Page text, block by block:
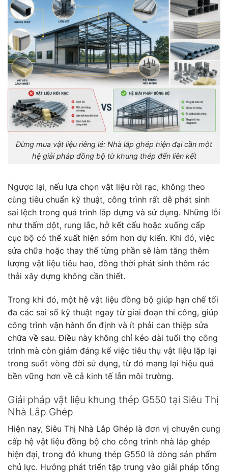
Đừng mua vật liệu riêng lẻ: Nhà lắp ghép hiện đại cần một
hệ giải pháp đồng bộ từ khung thép đến liên kết
Ngược lại, nếu lựa chọn vật liệu rời rạc, không theo
cùng tiêu chuẩn kỹ thuật, công trình rất dễ phát sinh
sai lệch trong quá trình lắp dựng và sử dụng. Những lỗi
như thấm dột, rung lắc, hở kết cấu hoặc xuống cấp
cục bộ có thể xuất hiện sớm hơn dự kiến. Khi đó, việc
sửa chữa hoặc thay thế từng phần sẽ làm tăng thêm
lượng vật liệu tiêu hao, đồng thời phát sinh thêm rác
thải xây dựng không cần thiết.
Trong khi đó, một hệ vật liệu đồng bộ giúp hạn chế tối
đa các sai số kỹ thuật ngay từ giai đoạn thi công, giúp
công trình vận hành ổn định và ít phải can thiệp sửa
chữa về sau. Điều này không chỉ kéo dài tuổi thọ công
trình mà còn giảm đáng kể việc tiêu thụ vật liệu lặp lại
trong suốt vòng đời sử dụng, từ đó mang lại hiệu quả
bền vững hơn về cả kinh tế lẫn môi trường.
Giải pháp vật liệu khung thép G550 tại Siêu Thị
Nhà Lắp Ghép
Hiện nay, Siêu Thị Nhà Lắp Ghép là đơn vị chuyên cung
cấp hệ vật liệu đồng bộ cho công trình nhà lắp ghép
hiện đại, trong đó khung thép G550 là dòng sản phẩm
chủ lực. Hướng phát triển tập trung vào giải pháp tổng